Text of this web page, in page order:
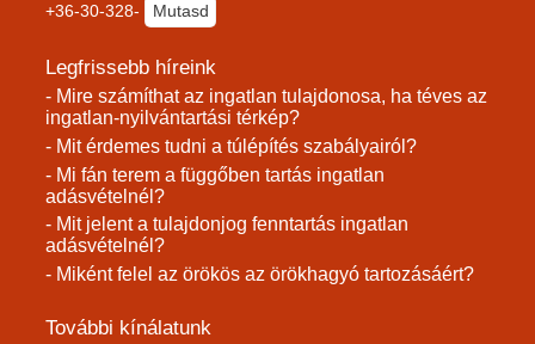
+36-30-328-
Mutasd
Legfrissebb híreink
- Mire számíthat az ingatlan tulajdonosa, ha téves az
ingatlan-nyilvántartási térkép?
- Mit érdemes tudni a túlépítés szabályairól?
- Mi fán terem a függőben tartás ingatlan
adásvételnél?
- Mit jelent a tulajdonjog fenntartás ingatlan
adásvételnél?
- Miként felel az örökös az örökhagyó tartozásáért?
További kínálatunk